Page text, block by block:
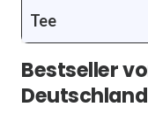
Tee
Bestseller
Deutschland